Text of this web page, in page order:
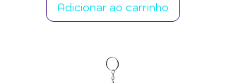
Adicionar ao carrinho